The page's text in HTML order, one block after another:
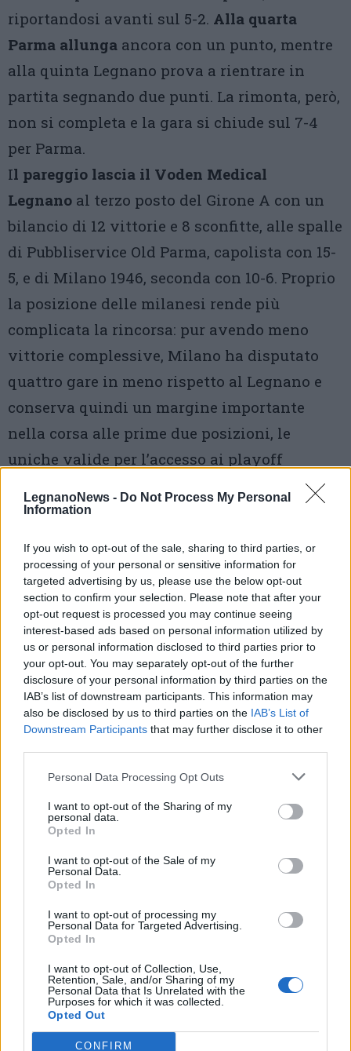
LegnanoNews - Do Not Process My Personal
Information
If you wish to opt-out of the sale, sharing to third parties, or
processing of your personal or sensitive information for
targeted advertising by us, please use the below opt-out
section to confirm your selection. Please note that after your
opt-out request is processed you may continue seeing
interest-based ads based on personal information utilized by
us or personal information disclosed to third parties prior to
your opt-out. You may separately opt-out of the further
disclosure of your personal information by third parties on the
IAB’s list of downstream participants. This information may
also be disclosed by us to third parties on the IAB’s List of
Downstream Participants that may further disclose it to other
Personal Data Processing Opt Outs
I want to opt-out of the Sharing of my
personal data.
Opted In
I want to opt-out of the Sale of my
Personal Data.
Opted In
I want to opt-out of processing my
Personal Data for Targeted Advertising.
Opted In
I want to opt-out of Collection, Use,
Retention, Sale, and/or Sharing of my
Personal Data that Is Unrelated with the
Purposes for which it was collected.
Opted Out
CONFIRM
riportandosi avanti sul 5-2. Alla quarta
Parma allunga ancora con un punto, mentre
alla quinta Legnano prova a rientrare in
partita segnando due punti. La rimonta, però,
non si completa e la gara si chiude sul 7-4
per Parma.
Il pareggio lascia il Voden Medical
Legnano al terzo posto del Girone A con un
bilancio di 12 vittorie e 8 sconfitte, alle spalle
di Pubbliservice Old Parma, capolista con 15-
5, e di Milano 1946, seconda con 10-6. Proprio
la posizione delle milanesi rende più
complicata la rincorsa: pur avendo meno
vittorie complessive, Milano ha disputato
quattro gare in meno rispetto al Legnano e
conserva quindi un margine importante
nella corsa alle prime due posizioni, le
uniche valide per l’accesso ai playoff
Via Confalonieri, 5
Tutti gli eventi
diagosto
PIÙ INFORMAZIONI SU
LEGGI GLI ALTRI ARTICOLI DI
BASEBALL- SOFTBALL
Selezioniamo per te
Il meglio di